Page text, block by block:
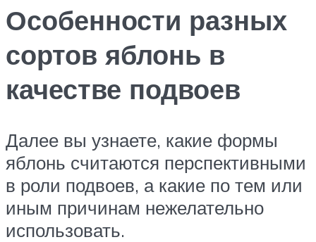
Особенности разных
сортов яблонь в
качестве подвоев
Далее вы узнаете, какие формы
яблонь считаются перспективными
в роли подвоев, а какие по тем или
иным причинам нежелательно
использовать.